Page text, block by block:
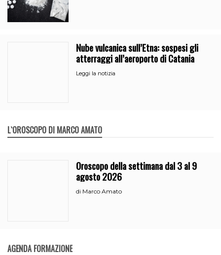
Nube vulcanica sull’Etna: sospesi gli
atterraggi all’aeroporto di Catania
Leggi la notizia
L`OROSCOPO DI MARCO AMATO
Oroscopo della settimana dal 3 al 9
agosto 2026
di Marco Amato
AGENDA FORMAZIONE